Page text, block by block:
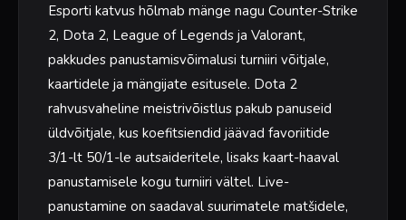
Esporti katvus hõlmab mänge nagu Counter-Strike
2, Dota 2, League of Legends ja Valorant,
pakkudes panustamisvõimalusi turniiri võitjale,
kaartidele ja mängijate esitusele. Dota 2
rahvusvaheline meistrivõistlus pakub panuseid
üldvõitjale, kus koefitsiendid jäävad favoriitide
3/1-lt 50/1-le autsaideritele, lisaks kaart-haaval
panustamisele kogu turniiri vältel. Live-
panustamine on saadaval suurimatele matšidele,